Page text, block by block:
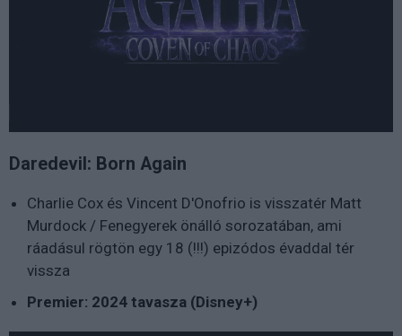
Daredevil: Born Again
Charlie Cox és Vincent D'Onofrio is visszatér Matt
Murdock / Fenegyerek önálló sorozatában, ami
ráadásul rögtön egy 18 (!!!) epizódos évaddal tér
vissza
Premier: 2024 tavasza (Disney+)